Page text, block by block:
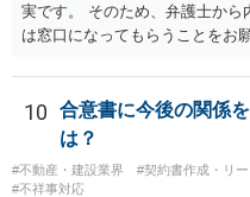
実です。 そのため、弁護士から
は窓口になってもらうことをお
口（弁護士に）言ってください
応じないという姿勢をとること
減を図れると思います。 大変
したら幸いです。
10
合意書に今後の関係
は？
#不動産・建設業界 #契約書作成・リ
#不祥事対応